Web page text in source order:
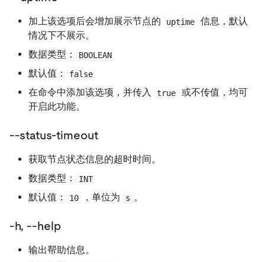
加上该选项后会增加展示节点的 uptime
信息，默认
情况下不展示。
数据类型：
BOOLEAN
默认值： false
在命令中添加该选项，并传入 true
或不传值，均可
开启此功能。
--status-timeout
获取节点状态信息的超时时间。
数据类型：
INT
默认值： 10 ，单位为 s 。
-h, --help
输出帮助信息。